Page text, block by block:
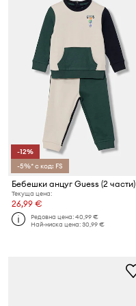
-12%
-5%* с код: FS
Бебешки анцуг Guess (2 части)
Текуща цена:
26,99 €
Редовна цена:40,99 €
Най-ниска цена:30,99 €